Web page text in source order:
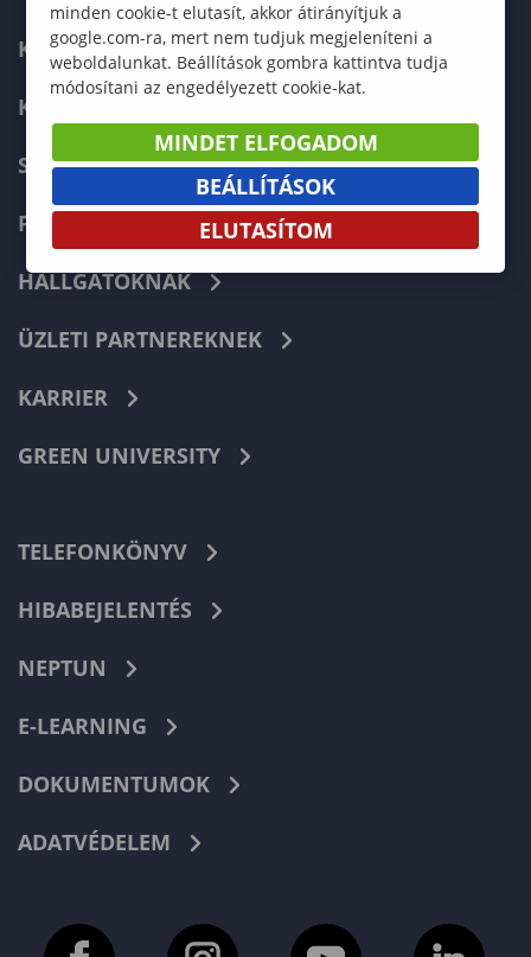
KAPCSOLAT
KÉPZÉSKERESŐ
SZERVEZETI FELÉPÍTÉS
FELVÉTELIZŐKNEK
HALLGATÓKNAK
ÜZLETI PARTNEREKNEK
KARRIER
GREEN UNIVERSITY
TELEFONKÖNYV
HIBABEJELENTÉS
NEPTUN
E-LEARNING
DOKUMENTUMOK
ADATVÉDELEM
minden cookie-t elutasít, akkor átirányítjuk a
google.com-ra, mert nem tudjuk megjeleníteni a
weboldalunkat. Beállítások gombra kattintva tudja
módosítani az engedélyezett cookie-kat.
MINDET ELFOGADOM
BEÁLLÍTÁSOK
ELUTASÍTOM